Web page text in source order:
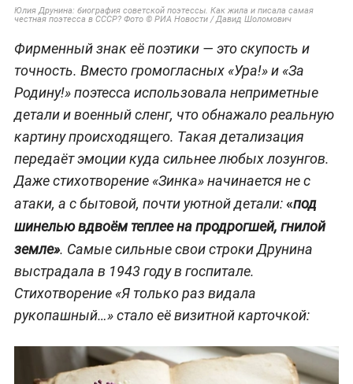
Юлия Друнина: биография советской поэтессы. Как жила и писала самая
честная поэтесса в СССР? Фото © РИА Новости / Давид Шоломович
Фирменный знак её поэтики — это скупость и
точность. Вместо громогласных «Ура!» и «За
Родину!» поэтесса использовала неприметные
детали и военный сленг, что обнажало реальную
картину происходящего. Такая детализация
передаёт эмоции куда сильнее любых лозунгов.
Даже стихотворение «Зинка» начинается не с
атаки, а с бытовой, почти уютной детали:«под
шинелью вдвоём теплее на продрогшей, гнилой
земле». Самые сильные свои строки Друнина
выстрадала в 1943 году в госпитале.
Стихотворение «Я только раз видала
рукопашный…» стало её визитной карточкой: